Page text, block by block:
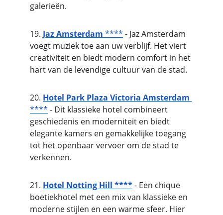
galerieën.
19. Jaz Amsterdam **** - Jaz Amsterdam
voegt muziek toe aan uw verblijf. Het viert
creativiteit en biedt modern comfort in het
hart van de levendige cultuur van de stad.
20. Hotel Park Plaza Victoria Amsterdam
**** - Dit klassieke hotel combineert
geschiedenis en moderniteit en biedt
elegante kamers en gemakkelijke toegang
tot het openbaar vervoer om de stad te
verkennen.
21. Hotel Notting Hill **** - Een chique
boetiekhotel met een mix van klassieke en
moderne stijlen en een warme sfeer. Hier